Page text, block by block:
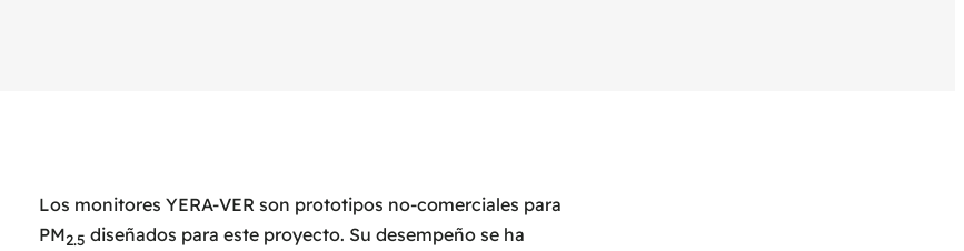
Los monitores YERA-VER son prototipos no-comerciales para
PM2.5 diseñados para este proyecto. Su desempeño se ha